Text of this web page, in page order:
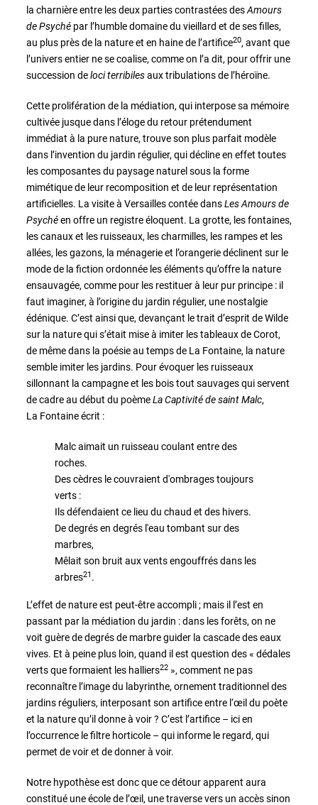
la charnière entre les deux parties contrastées desAmours
de Psyché par l’humble domaine du vieillard et de ses filles,
au plus près de la nature et en haine de l’artifice20, avant que
l’univers entier ne se coalise, comme on l’a dit, pour offrir une
succession deloci terribilesaux tribulations de l’héroïne.
Cette prolifération de la médiation, qui interpose sa mémoire
cultivée jusque dans l’éloge du retour prétendument
immédiat à la pure nature, trouve son plus parfait modèle
dans l’invention du jardin régulier, qui décline en effet toutes
les composantes du paysage naturel sous la forme
mimétique de leur recomposition et de leur représentation
artificielles. La visite à Versailles contée dansLesAmours de
Psychéen offre un registre éloquent. La grotte, les fontaines,
les canaux et les ruisseaux, les charmilles, les rampes et les
allées, les gazons, la ménagerie et l’orangerie déclinent sur le
mode de la fiction ordonnée les éléments qu’offre la nature
ensauvagée, comme pour les restituer à leur pur principe : il
faut imaginer, à l’origine du jardin régulier, une nostalgie
édénique. C’est ainsi que, devançant le trait d’esprit de Wilde
sur la nature qui s’était mise à imiter les tableaux de Corot,
de même dans la poésie au temps de La Fontaine, la nature
semble imiter les jardins. Pour évoquer les ruisseaux
sillonnant la campagne et les bois tout sauvages qui servent
de cadre au début du poèmeLa Captivité de saint Malc,
La Fontaine écrit :
Malc aimait un ruisseau coulant entre des
roches.
Des cèdres le couvraient d'ombrages toujours
verts :
Ils défendaient ce lieu du chaud et des hivers.
De degrés en degrés l'eau tombant sur des
marbres,
Mêlait son bruit aux vents engouffrés dans les
arbres21 .
L’effet de nature est peut-être accompli ; mais il l’est en
passant par la médiation du jardin : dans les forêts, on ne
voit guère de degrés de marbre guider la cascade des eaux
vives. Et à peine plus loin, quand il est question des « dédales
verts que formaient les halliers22 », comment ne pas
reconnaître l’image du labyrinthe, ornement traditionnel des
jardins réguliers, interposant son artifice entre l‘œil du poète
et la nature qu’il donne à voir ? C’est l’artifice – ici en
l’occurrence le filtre horticole – qui informe le regard, qui
permet de voir et de donner à voir.
Notre hypothèse est donc que ce détour apparent aura
constitué une école de l’œil, une traverse vers un accès sinon